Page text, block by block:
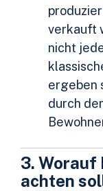
verkauft
nicht
ergeben
durch
3. Worauf
achten